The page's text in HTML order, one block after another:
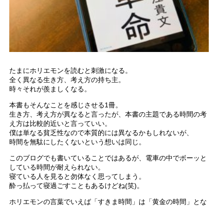
たまにホリエモンを読むと刺激になる。
全く異なる生き方、考え方の持ち主。
時々それが羨ましくなる。
本書もそんなことを感じさせる1冊。
生き方、考え方が異なると言ったが、本書の主題である時間の考
え方は比較的近いと言っていい。
僕は単なる貧乏性なので本質的には異なるかもしれないが、
時間を無駄にしたくないという想いは同じ。
このブログでも書いていることではあるが、電車の中でボーッと
している時間が耐えられない。
寝ている人を見ると勿体なく思ってしまう。
酔っ払って寝過ごすこともあるけどね(笑)。
ホリエモンの言葉でいえば「すきま時間」は「黄金の時間」とな